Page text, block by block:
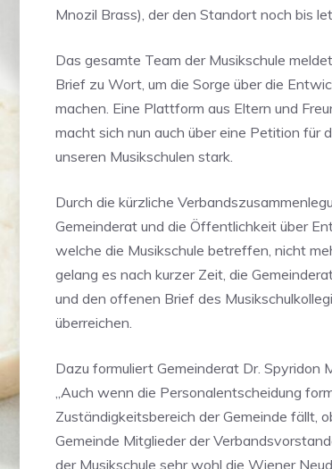
Mnozil Brass), der den Standort noch bis
Das gesamte Team der Musikschule
Brief zu Wort, um die Sorge über die
machen. Eine Plattform aus Eltern und
macht sich nun auch über eine Petition für
unseren Musikschulen stark.
Durch die kürzliche
Gemeinderat und die Öffentlichkeit über
welche die Musikschule betreffen, nicht
gelang es nach kurzer Zeit, die
und den offenen Brief des
überreichen.
Dazu formuliert Gemeinderat Dr. Spyridon
„Auch wenn die Personalentscheidung
Zuständigkeitsbereich der Gemeinde fällt,
Gemeinde Mitglieder der
der Musikschule sehr wohl die Wiener